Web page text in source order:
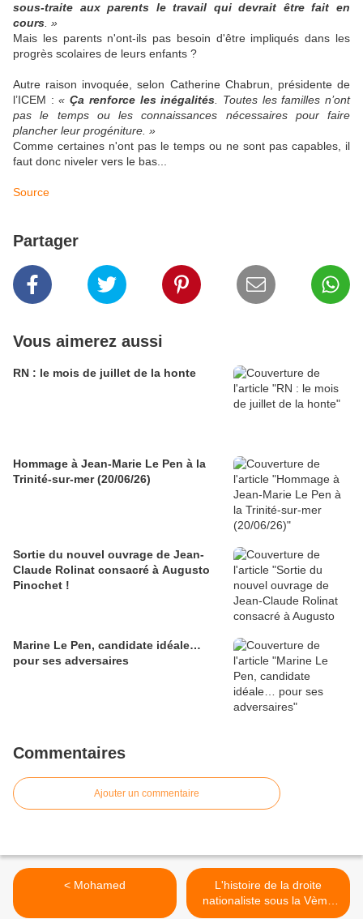
sous-traite aux parents le travail qui devrait être fait en
cours . »
Mais les parents n'ont-ils pas besoin d'être impliqués dans les
progrès scolaires de leurs enfants ?
Autre raison invoquée, selon Catherine Chabrun, présidente de
l’ICEM :«Ça renforce les inégalités . Toutes les familles n’ont
pas le temps ou les connaissances nécessaires pour faire
plancher leur progéniture. »
Comme certaines n'ont pas le temps ou ne sont pas capables, il
faut donc niveler vers le bas...
Source
Partager
Vous aimerez aussi
RN : le mois de juillet de la honte
Hommage à Jean-Marie Le Pen à la
Trinité-sur-mer (20/06/26)
Sortie du nouvel ouvrage de Jean-
Claude Rolinat consacré à Augusto
Pinochet !
Marine Le Pen, candidate idéale…
pour ses adversaires
Commentaires
Ajouter un commentaire
< Mohamed
L'histoire de la droite
nationaliste sous la Vème
République (par Roland